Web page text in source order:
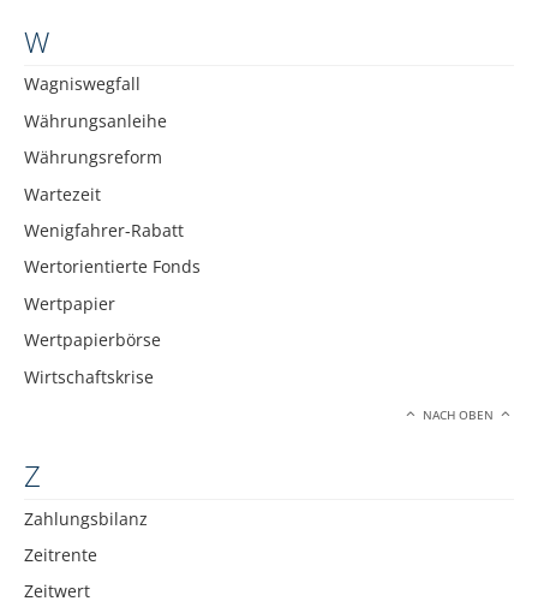
W
Wagniswegfall
Währungsanleihe
Währungsreform
Wartezeit
Wenigfahrer-Rabatt
Wertorientierte Fonds
Wertpapier
Wertpapierbörse
Wirtschaftskrise
NACH OBEN
Z
Zahlungsbilanz
Zeitrente
Zeitwert